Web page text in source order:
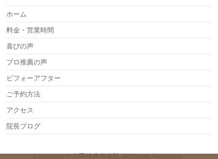
ホーム
料金・営業時間
喜びの声
プロ推薦の声
ビフォーアフター
ご予約方法
アクセス
院長ブログ
Copyright ©六甲仲井整体院All Rights Reserved.